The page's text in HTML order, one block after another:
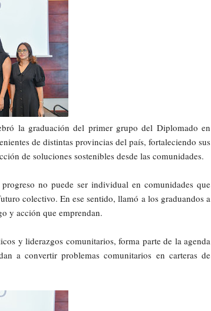
la graduación del primer grupo del Diplomado en
de distintas provincias del país, fortaleciendo sus
de soluciones sostenibles desde las comunidades.
no puede ser individual en comunidades que
colectivo. En ese sentido, llamó a los graduandos a
y acción que emprendan.
y liderazgos comunitarios, forma parte de la agenda
a convertir problemas comunitarios en carteras de